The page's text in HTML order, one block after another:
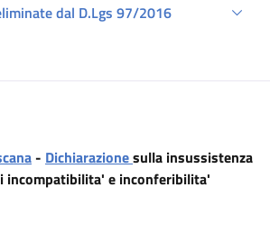
dal D.Lgs 97/2016
- Dichiarazionesulla insussistenza
incompatibilita' e inconferibilita'